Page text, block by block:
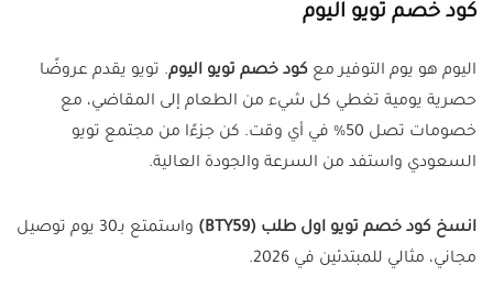
كود خصم تويو اليوم
اليوم هو يوم التوفير مع كود خصم تويو اليوم. تويو يقدم عروضًا
حصرية يومية تغطي كل شيء من الطعام إلى المقاضي، مع
خصومات تصل 50% في أي وقت. كن جزءًا من مجتمع تويو
السعودي واستفد من السرعة والجودة العالية.
انسخ كود خصم تويو اول طلب (BTY59
)
واستمتع بـ30 يوم توصيل
مجاني، مثالي للمبتدئين في 2026.